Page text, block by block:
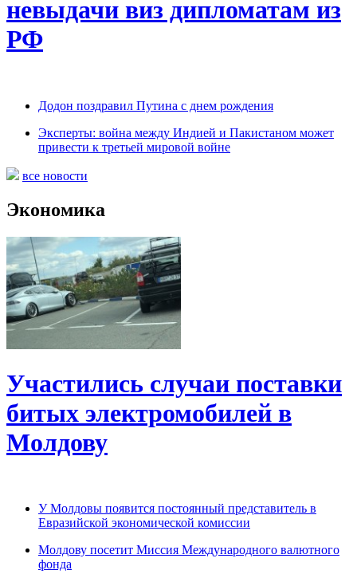
невыдачи виз дипломатам из
РФ
Додон поздравил Путина с днем рождения
Эксперты: война между Индией и Пакистаном может
привести к третьей мировой войне
все новости
Экономика
Участились случаи поставки
битых электромобилей в
Молдову
У Молдовы появится постоянный представитель в
Евразийской экономической комиссии
Молдову посетит Миссия Международного валютного
фонда